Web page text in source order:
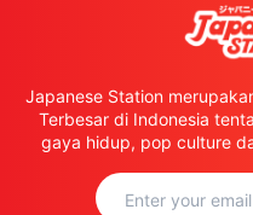
Japanese Station
Terbesar di Indonesia
gaya hidup, pop culture